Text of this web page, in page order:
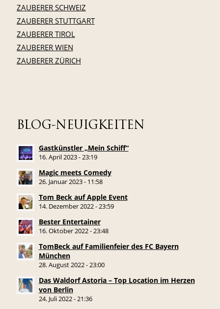
ZAUBERER SCHWEIZ
ZAUBERER STUTTGART
ZAUBERER TIROL
ZAUBERER WIEN
ZAUBERER ZÜRICH
BLOG-NEUIGKEITEN
Gastkünstler „Mein Schiff“
16. April 2023 - 23:19
Magic meets Comedy
26. Januar 2023 - 11:58
Tom Beck auf Apple Event
14. Dezember 2022 - 23:59
Bester Entertainer
16. Oktober 2022 - 23:48
TomBeck auf Familienfeier des FC Bayern
München
28. August 2022 - 23:00
Das Waldorf Astoria – Top Location im Herzen
von Berlin
24. Juli 2022 - 21:36